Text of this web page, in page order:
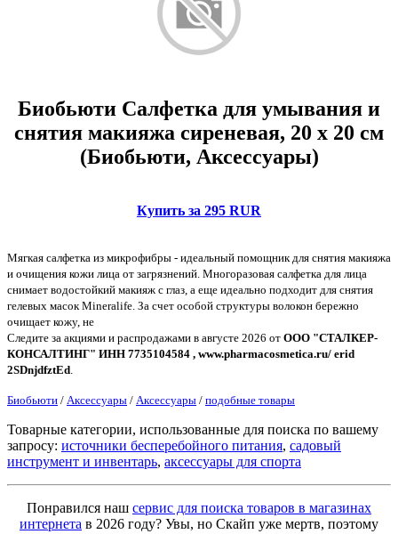
Биобьюти Салфетка для умывания и
снятия макияжа сиреневая, 20 x 20 см
(Биобьюти, Аксессуары)
Купить за 295 RUR
Мягкая салфетка из микрофибры - идеальный помощник для снятия макияжа
и очищения кожи лица от загрязнений. Многоразовая салфетка для лица
снимает водостойкий макияж с глаз, а еще идеально подходит для снятия
гелевых масок Mineralife. За счет особой структуры волокон бережно
очищает кожу, не
Следите за акциями и распродажами в августе 2026 от ООО "СТАЛКЕР-
КОНСАЛТИНГ" ИНН 7735104584 , www.pharmacosmetica.ru/ erid
2SDnjdfztEd
Биобьюти / Аксессуары / Аксессуары / подобные товары
Товарные категории, использованные для поиска по вашему
запросу: источники бесперебойного питания, садовый
инструмент и инвентарь, аксессуары для спорта
Понравился наш сервис для поиска товаров в магазинах
интернета в 2026 году? Увы, но Скайп уже мертв, поэтому